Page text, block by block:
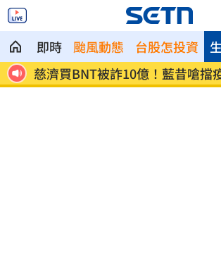
即時 颱風動態 台股怎投資
元
慈濟買BNT被詐10億！藍昔嗆擋
聖